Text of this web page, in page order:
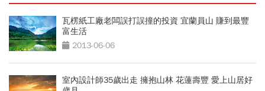
瓦楞紙工廠老闆誤打誤撞的投資 宜蘭員山 賺到最豐
富生活
2013-06-06
室內設計師35歲出走 擁抱山林 花蓮壽豐 愛上山居好